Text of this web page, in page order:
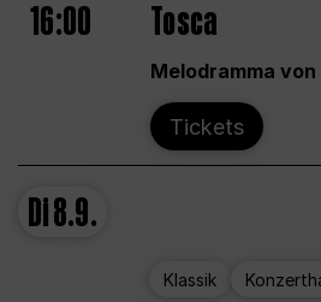
16:00 Tosca
Melodramma
Tickets
Di8.9.
Klassik